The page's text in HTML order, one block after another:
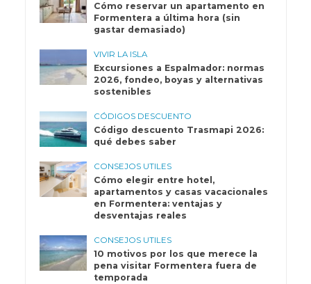
Cómo reservar un apartamento en
Formentera a última hora (sin
gastar demasiado)
VIVIR LA ISLA
Excursiones a Espalmador: normas
2026, fondeo, boyas y alternativas
sostenibles
CÓDIGOS DESCUENTO
Código descuento Trasmapi 2026:
qué debes saber
CONSEJOS UTILES
Cómo elegir entre hotel,
apartamentos y casas vacacionales
en Formentera: ventajas y
desventajas reales
CONSEJOS UTILES
10 motivos por los que merece la
pena visitar Formentera fuera de
temporada